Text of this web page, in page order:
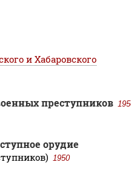
и Хабаровского
преступников
орудие
1950